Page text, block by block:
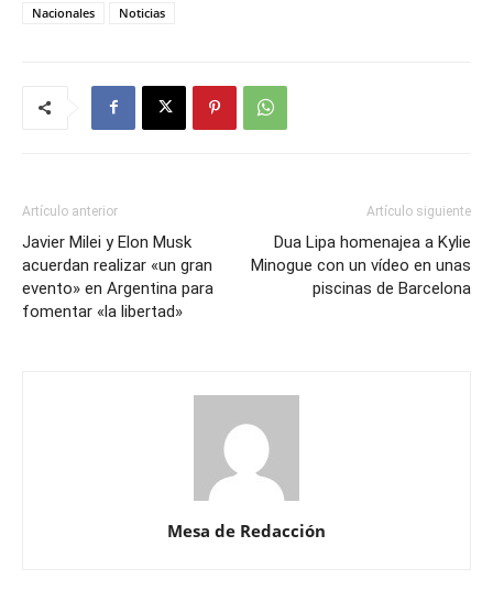
Nacionales
Noticias
Artículo anterior
Javier Milei y Elon Musk
acuerdan realizar «un gran
evento» en Argentina para
fomentar «la libertad»
Artículo siguiente
Dua Lipa homenajea a Kylie
Minogue con un vídeo en unas
piscinas de Barcelona
Mesa de Redacción